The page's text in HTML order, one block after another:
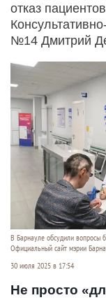
отказ
№14 Дмитрий
В Барнауле обсудили вопросы
Официальный сайт мэрии
30 июля 2025 в 17:54
Не просто